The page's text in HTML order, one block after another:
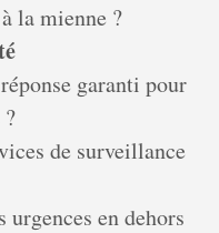
la mienne ?
garanti pour
de surveillance
en dehors